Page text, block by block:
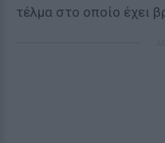
τέλμα στο οποίο έχει